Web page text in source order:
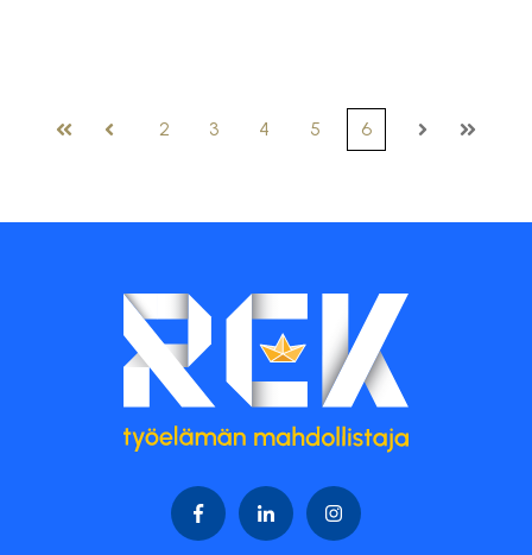
Ensimmäinen
Edellinen
2 3 4 5 6
Seuraava